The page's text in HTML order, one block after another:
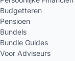
Budgetteren
Pensioen
Bundels
Bundle Guides
Voor Adviseurs